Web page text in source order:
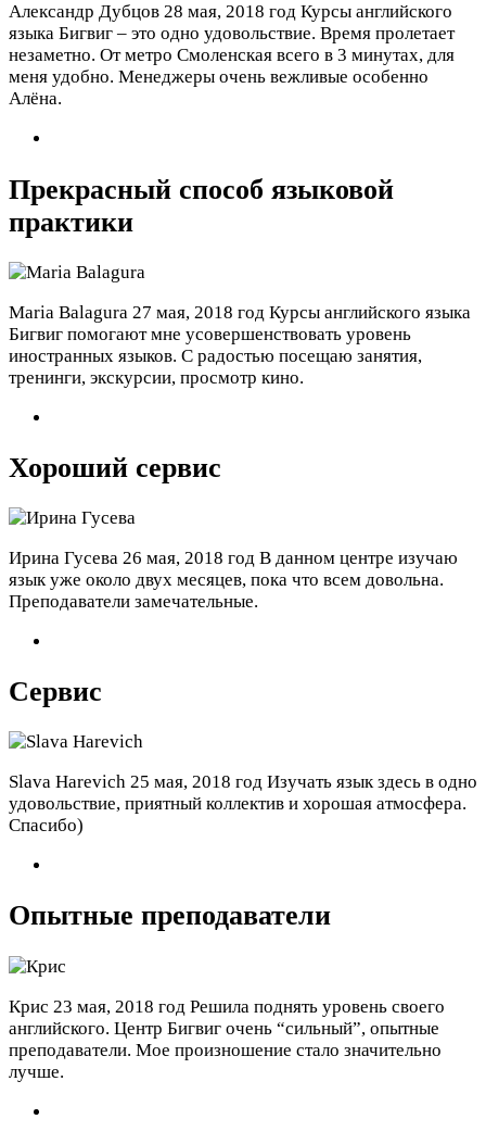
Александр Дубцов 28 мая, 2018 год Курсы английского
языка Бигвиг – это одно удовольствие. Время пролетает
незаметно. От метро Смоленская всего в 3 минутах, для
меня удобно. Менеджеры очень вежливые особенно
Алёна.
Прекрасный способ языковой
практики
Maria Balagura 27 мая, 2018 год Курсы английского языка
Бигвиг помогают мне усовершенствовать уровень
иностранных языков. С радостью посещаю занятия,
тренинги, экскурсии, просмотр кино.
Хороший сервис
Ирина Гусева 26 мая, 2018 год В данном центре изучаю
язык уже около двух месяцев, пока что всем довольна.
Преподаватели замечательные.
Сервис
Slava Harevich 25 мая, 2018 год Изучать язык здесь в одно
удовольствие, приятный коллектив и хорошая атмосфера.
Спасибо)
Опытные преподаватели
Крис 23 мая, 2018 год Решила поднять уровень своего
английского. Центр Бигвиг очень “сильный”, опытные
преподаватели. Мое произношение стало значительно
лучше.